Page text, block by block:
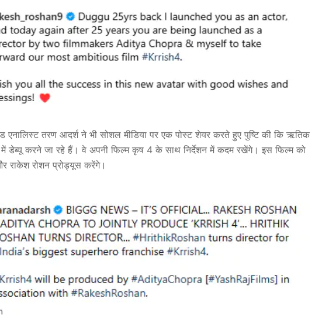
एनालिस्ट तरण आदर्श ने भी सोशल मीडिया पर एक पोस्ट शेयर करते हुए पुष्टि की कि ऋतिक
में डेब्यू करने जा रहे हैं। वे अपनी फिल्म कृष 4 के साथ निर्देशन में कदम रखेंगे। इस फिल्म को
राकेश रोशन प्रोड्यूस करेंगे।